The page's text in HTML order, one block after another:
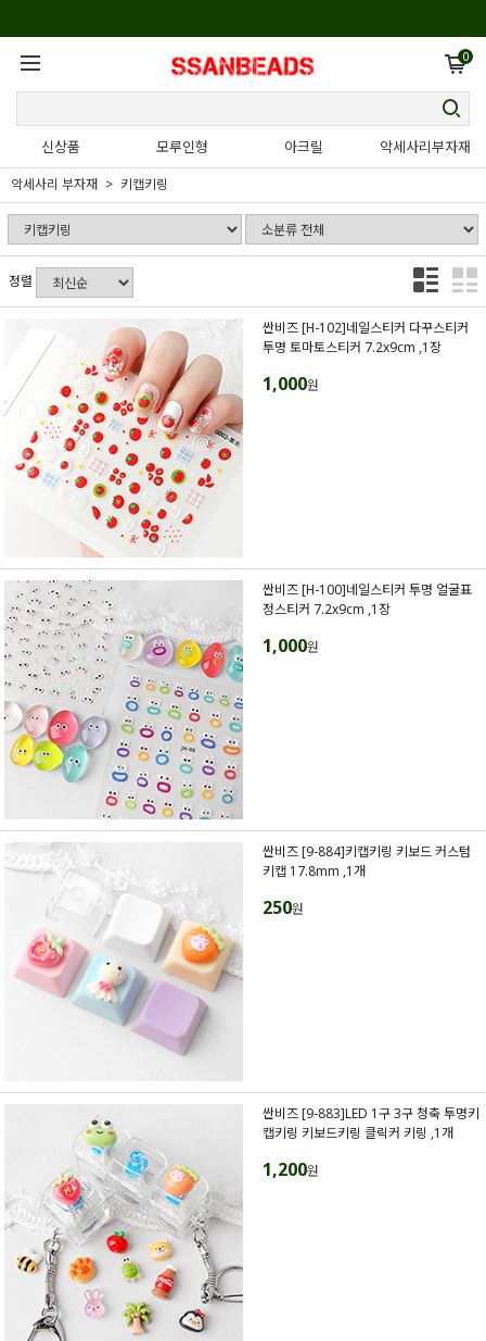
0
신상품 모루인형 아크릴 악세사리부자재
악세사리 부자재 키캡키링
정렬
싼비즈 [H-102]네일스티커 다꾸스티커
투명 토마토스티커 7.2x9cm ,1장
1,000원
싼비즈 [H-100]네일스티커 투명 얼굴표
정스티커 7.2x9cm ,1장
1,000원
싼비즈 [9-884]키캡키링 키보드 커스텀
키캡 17.8mm ,1개
250원
싼비즈 [9-883]LED 1구 3구 청축 투명키
캡키링 키보드키링 클릭커 키링 ,1개
1,200원